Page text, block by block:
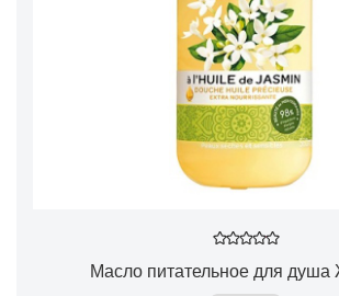
Масло питательное для